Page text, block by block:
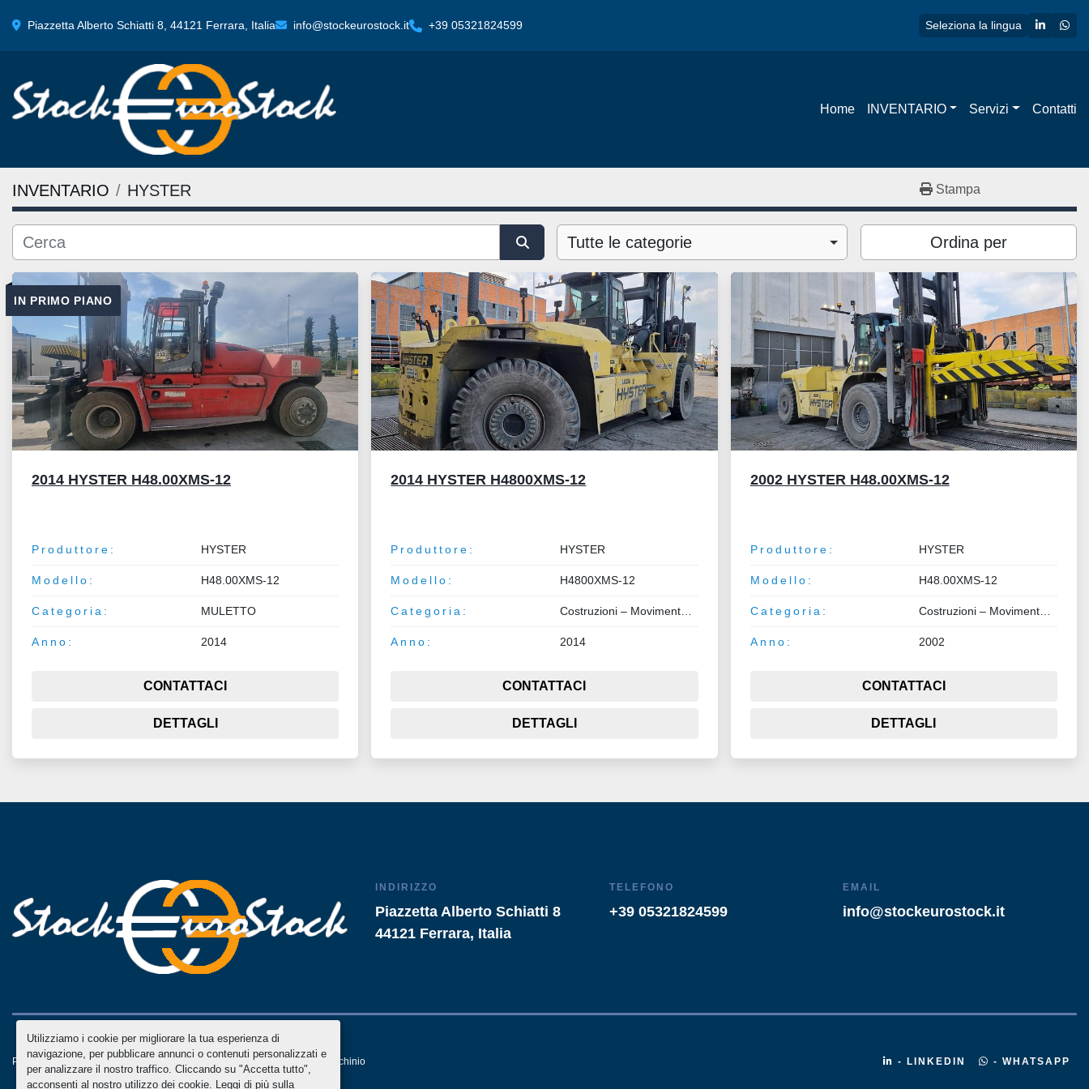
Utilizziamo i cookie per migliorare la tua esperienza di
navigazione, per pubblicare annunci o contenuti personalizzati e
per analizzare il nostro traffico. Cliccando su "Accetta tutto",
acconsenti al nostro utilizzo dei cookie. Leggi di più sulla
Piazzetta Alberto Schiatti 8, 44121 Ferrara, Italia info@stockeurostock.it +39 05321824599 Seleziona la lingua linkedin
Home INVENTARIO Servizi Contatti
INVENTARIO HYSTER Stampa
Tutte le categorie Ordina per
IN PRIMO PIANO
2014 HYSTER H48.00XMS-12
Produttore: HYSTER
Modello: H48.00XMS-12
Categoria: MULETTO
Anno: 2014
CONTATTACI
DETTAGLI
2014 HYSTER H4800XMS-12
Produttore: HYSTER
Modello: H4800XMS-12
Categoria: Costruzioni – Movimento Terra – Sollevamento
Anno: 2014
CONTATTACI
DETTAGLI
2002 HYSTER H48.00XMS-12
Produttore: HYSTER
Modello: H48.00XMS-12
Categoria:
Anno: 2002
CONTATTACI
DETTAGLI
INDIRIZZO
Piazzetta Alberto Schiatti 8
44121 Ferrara, Italia
TELEFONO
+39 05321824599
EMAIL
info@stockeurostock.it
Personalizza le preferenze sui Cookies Machinio Systemsito web diMachinio - LINKEDIN - WHATSAPP